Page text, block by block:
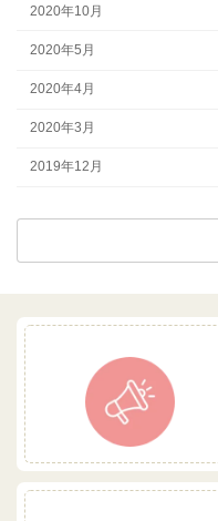
2020年10月
2020年5月
2020年4月
2020年3月
2019年12月
検